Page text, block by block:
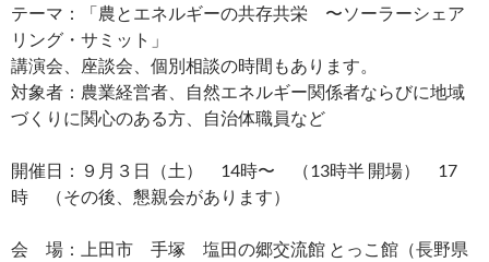
テーマ：「農とエネルギーの共存共栄 〜ソーラーシェア
リング・サミット」
講演会、座談会、個別相談の時間もあります。
対象者：農業経営者、自然エネルギー関係者ならびに地域
づくりに関心のある方、自治体職員など
開催日：９月３日（土） 14時〜 （13時半 開場） 17
時 （その後、懇親会があります）
会 場：上田市 手塚 塩田の郷交流館 とっこ館（長野県